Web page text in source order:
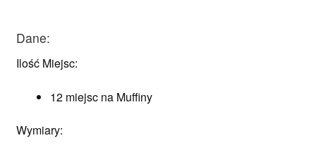
Dane:
Ilość Miejsc:
12 miejsc na Muffiny
Wymiary: